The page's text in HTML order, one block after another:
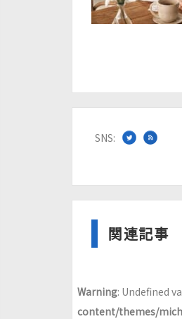
SNS:
関連記事
Warning: Undefined
content/themes/